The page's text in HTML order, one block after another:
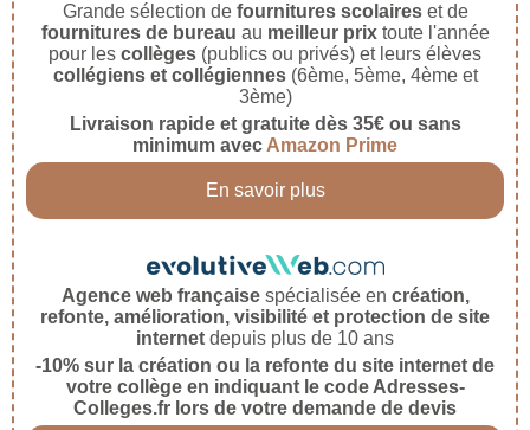
Grande sélection de fournitures scolaireset de
fournitures de bureau au meilleur prixtoute l'année
pour les collèges (publics ou privés) et leurs élèves
collégiens et collégiennes(6ème, 5ème, 4ème et
3ème)
Livraison rapide et gratuite dès 35€ ou sans
minimum avec Amazon Prime
En savoir plus
Agence web françaisespécialisée en création,
refonte, amélioration, visibilité et protection de site
internet depuis plus de 10 ans
-10% sur la création ou la refonte du site internet de
votre collège en indiquant le code Adresses-
Colleges.fr lors de votre demande de devis